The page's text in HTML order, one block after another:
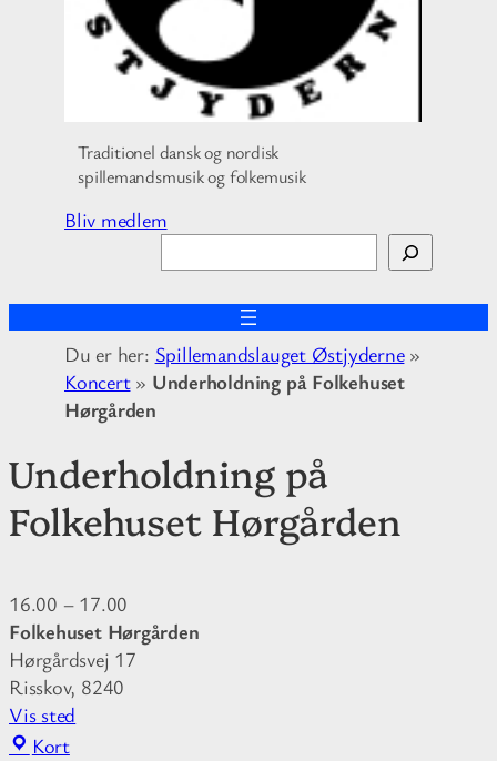
Traditionel dansk og nordisk
spillemandsmusik og folkemusik
Bliv medlem
ø
g
Du er her: Spillemandslauget Østjyderne»
Koncert» Underholdning på Folkehuset
Hørgården
Underholdning på
Folkehuset Hørgården
16.00 – 17.00
Folkehuset Hørgården
Hørgårdsvej 17
Risskov, 8240
Vis sted
KortF